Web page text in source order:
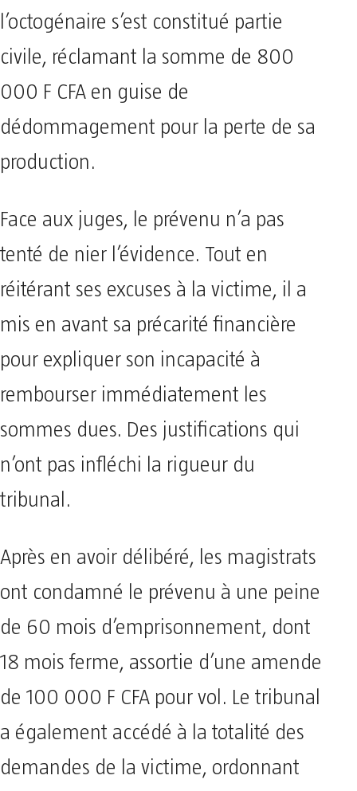
l’octogénaire s’est constitué partie
civile, réclamant la somme de 800
000 F CFA en guise de
dédommagement pour la perte de sa
production.
​Face aux juges, le prévenu n’a pas
tenté de nier l’évidence. Tout en
réitérant ses excuses à la victime, il a
mis en avant sa précarité financière
pour expliquer son incapacité à
rembourser immédiatement les
sommes dues. Des justifications qui
n’ont pas infléchi la rigueur du
tribunal.
​Après en avoir délibéré, les magistrats
ont condamné le prévenu à une peine
de 60 mois d’emprisonnement, dont
18 mois ferme, assortie d’une amende
de 100 000 F CFA pour vol. Le tribunal
a également accédé à la totalité des
demandes de la victime, ordonnant